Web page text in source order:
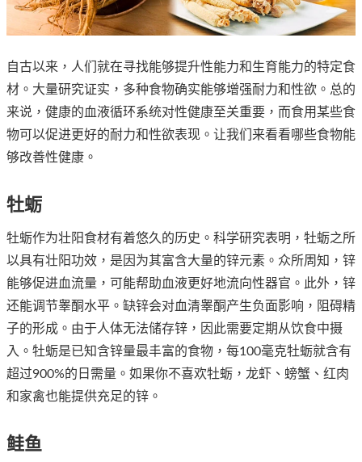
自古以来，人们就在寻找能够提升性能力和生育能力的特定食
材。大量研究证实，多种食物确实能够增强耐力和性欲。总的
来说，健康的血液循环系统对性健康至关重要，而食用某些食
物可以促进更好的耐力和性欲表现。让我们来看看哪些食物能
够改善性健康。
牡蛎
牡蛎作为壮阳食材有着悠久的历史。科学研究表明，牡蛎之所
以具有壮阳功效，是因为其富含大量的锌元素。众所周知，锌
能够促进血流量，可能帮助血液更好地流向性器官。此外，锌
还能调节睾酮水平。缺锌会对血清睾酮产生负面影响，阻碍精
子的形成。由于人体无法储存锌，因此需要定期从饮食中摄
入。牡蛎是已知含锌量最丰富的食物，每100毫克牡蛎就含有
超过900%的日需量。如果你不喜欢牡蛎，龙虾、螃蟹、红肉
和家禽也能提供充足的锌。
鲑鱼